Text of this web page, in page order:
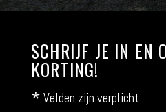
SCHRIJF JE IN EN
KORTING!
* Velden zijn verplicht